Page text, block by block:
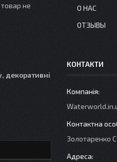
не
декоративні
О НАС
ОТЗЫВЫ
КОНТАКТИ
Золотаренко